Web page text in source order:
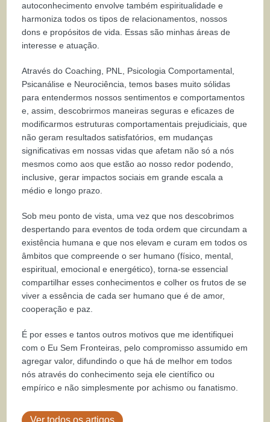
autoconhecimento envolve também espiritualidade e
harmoniza todos os tipos de relacionamentos, nossos
dons e propósitos de vida. Essas são minhas áreas de
interesse e atuação.
Através do Coaching, PNL, Psicologia Comportamental,
Psicanálise e Neurociência, temos bases muito sólidas
para entendermos nossos sentimentos e comportamentos
e, assim, descobrirmos maneiras seguras e eficazes de
modificarmos estruturas comportamentais prejudiciais, que
não geram resultados satisfatórios, em mudanças
significativas em nossas vidas que afetam não só a nós
mesmos como aos que estão ao nosso redor podendo,
inclusive, gerar impactos sociais em grande escala a
médio e longo prazo.
Sob meu ponto de vista, uma vez que nos descobrimos
despertando para eventos de toda ordem que circundam a
existência humana e que nos elevam e curam em todos os
âmbitos que compreende o ser humano (físico, mental,
espiritual, emocional e energético), torna-se essencial
compartilhar esses conhecimentos e colher os frutos de se
viver a essência de cada ser humano que é de amor,
cooperação e paz.
É por esses e tantos outros motivos que me identifiquei
com o Eu Sem Fronteiras, pelo compromisso assumido em
agregar valor, difundindo o que há de melhor em todos
nós através do conhecimento seja ele científico ou
empírico e não simplesmente por achismo ou fanatismo.